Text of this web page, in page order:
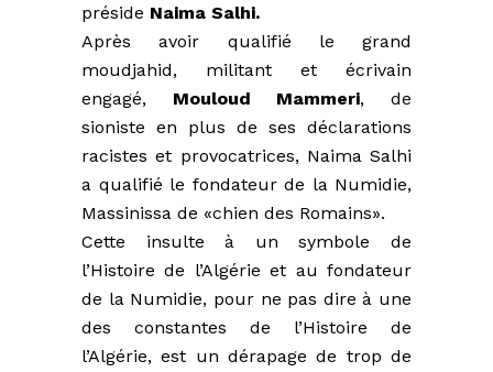
préside Naima Salhi.
Après avoir qualifié le grand
moudjahid, militant et écrivain
engagé, Mouloud Mammeri, de
sioniste en plus de ses déclarations
racistes et provocatrices, Naima Salhi
a qualifié le fondateur de la Numidie,
Massinissa de «chien des Romains».
Cette insulte à un symbole de
l’Histoire de l’Algérie et au fondateur
de la Numidie, pour ne pas dire à une
des constantes de l’Histoire de
l’Algérie, est un dérapage de trop de